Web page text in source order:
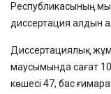
Республикасының
диссертация алдын
Диссертациялық
маусымында сағат
көшесі 47, бас